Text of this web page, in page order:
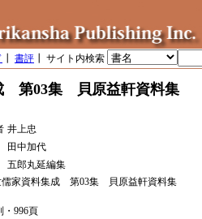
書評 ┃ サイト内検索
第03集 貝原益軒資料集
井上忠
田中加代
五郎丸延編集
儒家資料集成 第03集 貝原益軒資料集
・996頁